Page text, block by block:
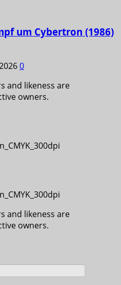
um Cybertron (1986)
0
and likeness are
owners.
and likeness are
owners.